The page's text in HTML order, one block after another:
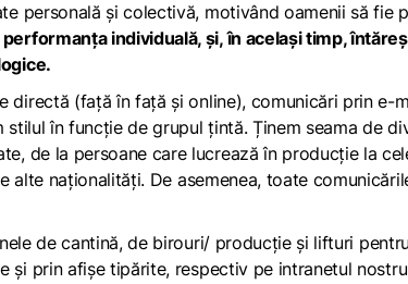
personală și colectivă, motivând oamenii să fie
individuală, și, în același timp,
directă (față în față și online), comunicări prin e-
în funcție de grupul țintă. Ținem seama de
de la persoane care lucrează în producție la
alte naționalități. De asemenea, toate
de cantină, de birouri/ producție și lifturi
și prin afișe tipărite, respectiv pe intranetul